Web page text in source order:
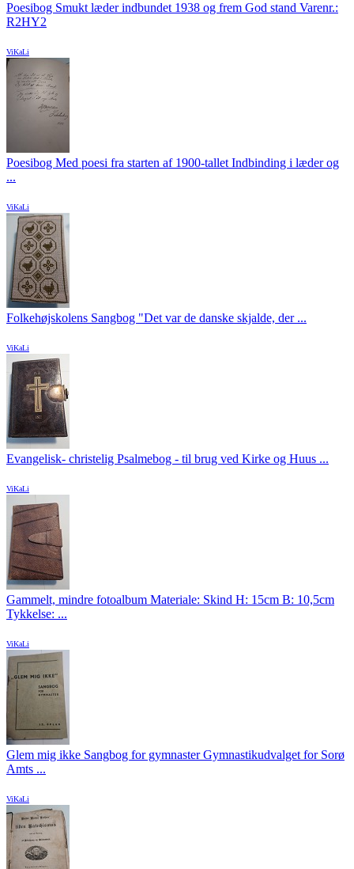
Poesibog Smukt læder indbundet 1938 og frem God stand Varenr.:
R2HY2
ViKaLi
Poesibog Med poesi fra starten af 1900-tallet Indbinding i læder og
...
ViKaLi
Folkehøjskolens Sangbog "Det var de danske skjalde, der ...
ViKaLi
Evangelisk- christelig Psalmebog - til brug ved Kirke og Huus ...
ViKaLi
Gammelt, mindre fotoalbum Materiale: Skind H: 15cm B: 10,5cm
Tykkelse: ...
ViKaLi
Glem mig ikke Sangbog for gymnaster Gymnastikudvalget for Sorø
Amts ...
ViKaLi